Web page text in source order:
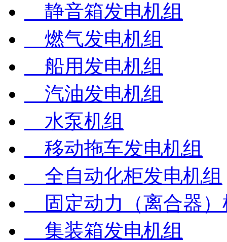
静音箱发电机组
燃气发电机组
船用发电机组
汽油发电机组
水泵机组
移动拖车发电机组
全自动化柜发电机组
固定动力（离合器）
集装箱发电机组